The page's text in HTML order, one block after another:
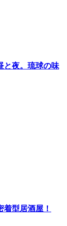
と夜。琉球の味
型居酒屋！